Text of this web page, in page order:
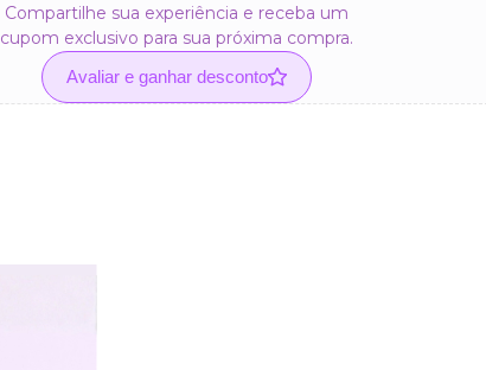
Compartilhe sua experiência e receba um
cupom exclusivo para sua próxima compra.
Avaliar e ganhar desconto